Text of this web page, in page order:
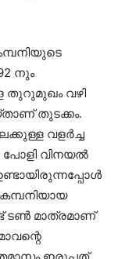
നും
തുറുമുഖം വഴി
തുടക്കം.
വളര്‍ച്ച
പോളി വിനയല്‍
ടണ്‍ മാത്രമാണ്